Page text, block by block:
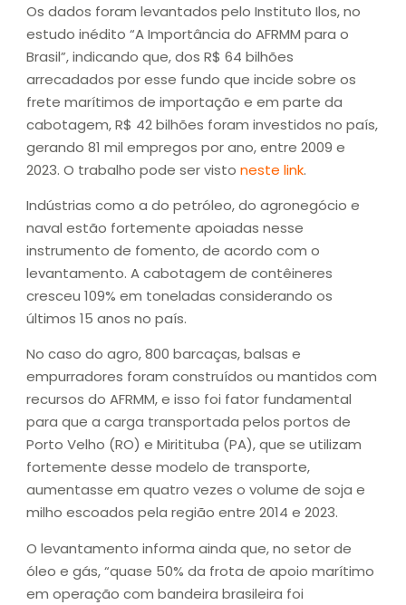
Os dados foram levantados pelo Instituto Ilos, no
estudo inédito “A Importância do AFRMM para o
Brasil”, indicando que, dos R$ 64 bilhões
arrecadados por esse fundo que incide sobre os
frete marítimos de importação e em parte da
cabotagem, R$ 42 bilhões foram investidos no país,
gerando 81 mil empregos por ano, entre 2009 e
2023. O trabalho pode ser visto neste link.
Indústrias como a do petróleo, do agronegócio e
naval estão fortemente apoiadas nesse
instrumento de fomento, de acordo com o
levantamento. A cabotagem de contêineres
cresceu 109% em toneladas considerando os
últimos 15 anos no país.
No caso do agro, 800 barcaças, balsas e
empurradores foram construídos ou mantidos com
recursos do AFRMM, e isso foi fator fundamental
para que a carga transportada pelos portos de
Porto Velho (RO) e Miritituba (PA), que se utilizam
fortemente desse modelo de transporte,
aumentasse em quatro vezes o volume de soja e
milho escoados pela região entre 2014 e 2023.
O levantamento informa ainda que, no setor de
óleo e gás, “quase 50% da frota de apoio marítimo
em operação com bandeira brasileira foi